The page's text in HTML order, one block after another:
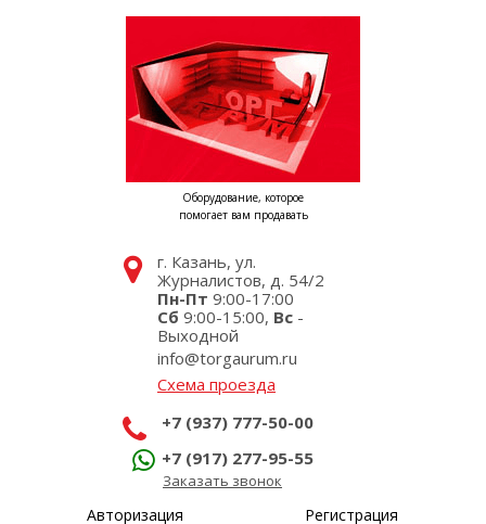
Оборудование, которое
помогает вам продавать
г. Казань, ул.
Журналистов, д. 54/2
Пн-Пт 9:00-17:00
Сб 9:00-15:00, Вс -
Выходной
info@torgaurum.ru
Схема проезда
+7 (937) 777-50-00
+7 (917) 277-95-55
Заказать звонок
Авторизация Регистрация